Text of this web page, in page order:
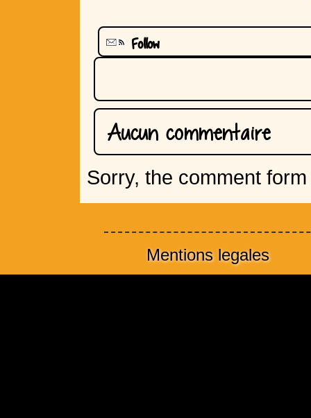
Follow
Aucun commentaire
Sorry, the comment
Mentions legales